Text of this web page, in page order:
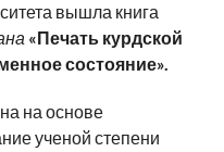
вышла книга
«Печать курдской
состояние».
на основе
ученой степени